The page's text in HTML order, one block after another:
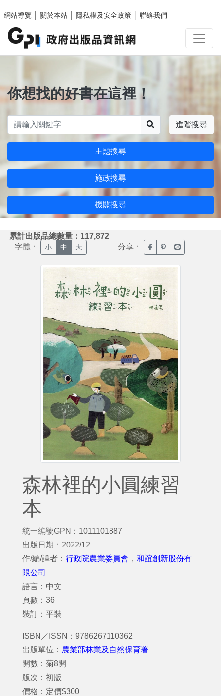
網站導覽
關於本站 隱私權及安全政策 聯絡我們
你想找的好書在這裡！
進階搜尋
主題搜尋
施政搜尋
機關搜尋
累計出版品總數量：117,872
字體： 小 中 大 分享： 臉書分享(另開新視窗)
噗浪分享(另開新
Line分享(另
森林裡的小圓練習
本
統一編號GPN：1011101887
出版日期：2022/12
作/編/譯者： 行政院農業委員會 ， 和誼創新股份有
限公司
語言：中文
頁數：36
裝訂：平裝
ISBN／ISSN：9786267110362
出版單位： 農業部林業及自然保育署
開數：菊8開
版次：初版
價格：定價$300